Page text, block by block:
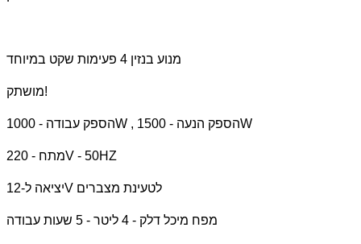
מנוע בנזין 4 פעימות שקט במיוחד
מושתק!
הספק עבודה - 1000W , הספק הנעה - 1500W
מתח - 220V - 50HZ
יציאה ל-12V לטעינת מצברים
מפח מיכל דלק - 4 ליטר - 5 שעות עבודה